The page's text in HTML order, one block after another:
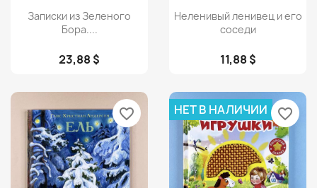
Просмотр
Записки из Зеленого
Бора....
23,88 $
Просмотр
Неленивый ленивец и его
соседи
11,88 $
favorite_border НЕТ В НАЛИЧИИ favorite_border